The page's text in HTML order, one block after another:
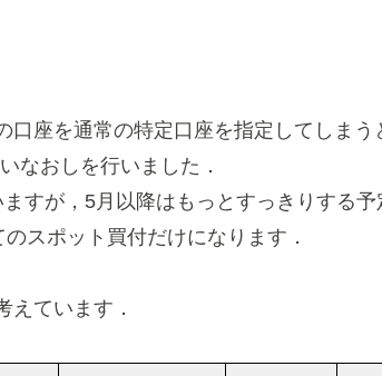
口座を通常の特定口座を指定してしまう
なおしを行いました．
すが，5月以降はもっとすっきりする予
スポット買付だけになります．
えています．